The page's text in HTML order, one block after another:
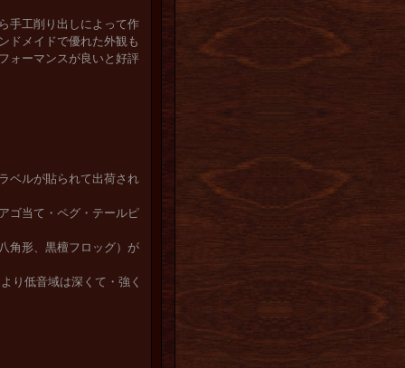
手工削り出しによって作
ドメイドで優れた外観も
ォーマンスが良いと好評
ベルが貼られて出荷され
ゴ当て・ペグ・テールピ
角形、黒檀フロッグ）が
り低音域は深くて・強く